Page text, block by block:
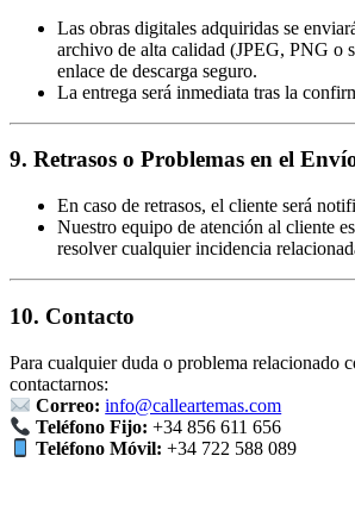
Las obras digitales adquiridas se
archivo de alta calidad (JPEG, PNG o
enlace de descarga seguro.
La entrega será inmediata tras la
9. Retrasos o Problemas en el
En caso de retrasos, el cliente será
Nuestro equipo de atención al cliente
resolver cualquier incidencia
10. Contacto
Para cualquier duda o problema relacionado
contactarnos:
Correo: info@calleartemas.com
Teléfono Fijo: +34 856 611 656
Teléfono Móvil: +34 722 588 089